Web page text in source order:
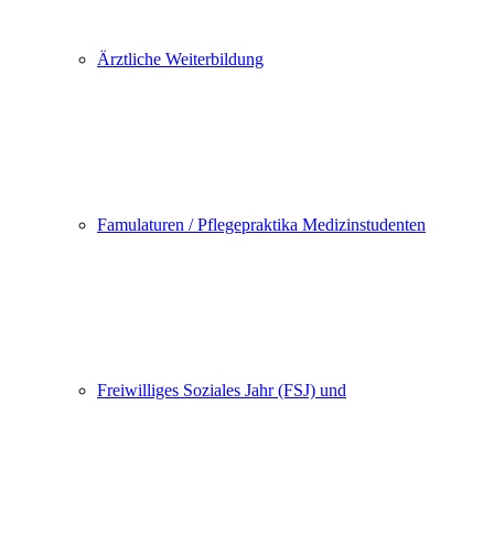
Ärztliche Weiterbildung
Famulaturen / Pflegepraktika Medizinstudenten
Freiwilliges Soziales Jahr (FSJ) und